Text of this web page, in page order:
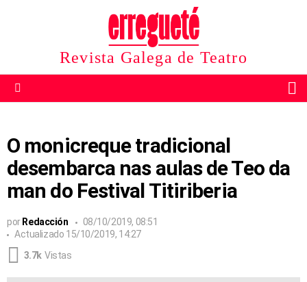
Revista Galega de Teatro
O monicreque tradicional
desembarca nas aulas de Teo da
man do Festival Titiriberia
por Redacción
08/10/2019, 08:51
Actualizado 15/10/2019, 14:27
3.7k Vistas